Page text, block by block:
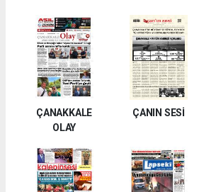
ÇANAKKALE
OLAY
ÇANIN SESİ